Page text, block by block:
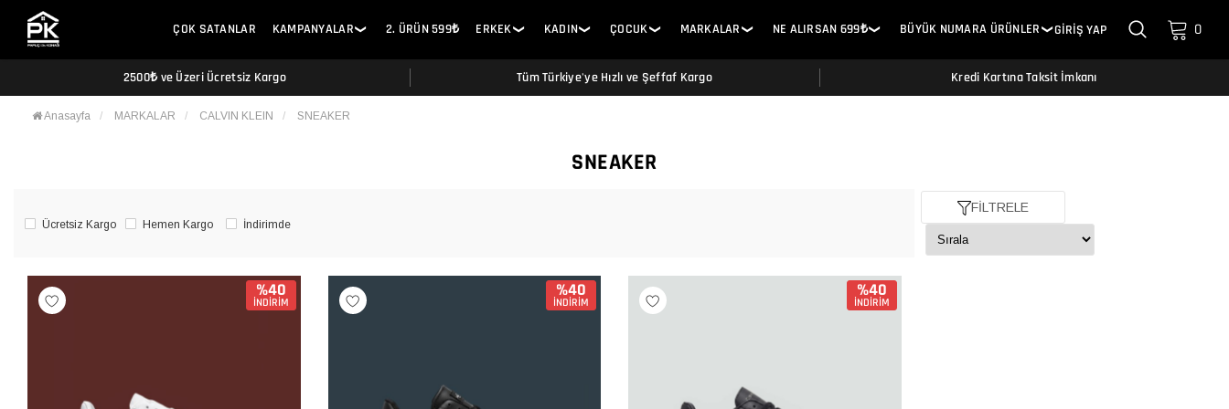
ÇOK SATANLAR KAMPANYALAR ❯ 2. ÜRÜN 599₺ ERKEK ❯ KADIN❯ ÇOCUK ❯ MARKALAR ❯ NE ALIRSAN 699₺❯ BÜYÜK NUMARA ÜRÜNLER ❯GİRİŞ YAP 0
2500₺ ve Üzeri Ücretsiz Kargo Tüm Türkiye'ye Hızlı ve Şeffaf Kargo Kredi Kartına Taksit İmkanı
Anasayfa MARKALAR CALVIN KLEIN SNEAKER
SNEAKER
Ücretsiz Kargo Hemen Kargo İndirimde
FİLTRELE
%40
İNDİRİM
%40
İNDİRİM
%40
İNDİRİM